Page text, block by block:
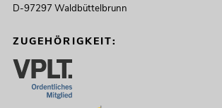
D-97297 Waldbüttelbrunn
ZUGEHÖRIGKEIT: